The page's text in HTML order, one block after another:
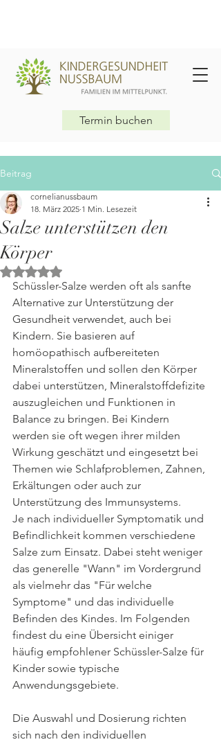
Termin buchen
Beitrag
Salze unterstützen den
Körper
cornelianussbaum
18. März 2025 1 Min. Lesezeit
Mit NaN von 5 Sternen bewertet.
Schüssler-Salze werden oft als sanfte
Alternative zur Unterstützung der
Gesundheit verwendet, auch bei
Kindern. Sie basieren auf
homöopathisch aufbereiteten
Mineralstoffen und sollen den Körper
dabei unterstützen, Mineralstoffdefizite
auszugleichen und Funktionen in
Balance zu bringen. Bei Kindern
werden sie oft wegen ihrer milden
Wirkung geschätzt und eingesetzt bei
Themen wie Schlafproblemen, Zahnen,
Erkältungen oder auch zur
Unterstützung des Immunsystems.
Je nach individueller Symptomatik und
Befindlichkeit kommen verschiedene
Salze zum Einsatz. Dabei steht weniger
das generelle "Wann" im Vordergrund
als vielmehr das "Für welche
Symptome" und das individuelle
Befinden des Kindes. Im Folgenden
findest du eine Übersicht einiger
häufig empfohlener Schüssler-Salze für
Kinder sowie typische
Anwendungsgebiete.
Die Auswahl und Dosierung richten
sich nach den individuellen